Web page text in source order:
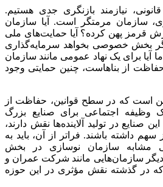
نیازمند بازنگری جدی هستیم.
سازمان مرمتگر است. آیا سازمان
قرمز پهن کرده؟ آیا حمایت‌های ملی
بخش خصوصی بخواهد سرمایه‌گذاری
آیا برای یک نهاد عمومی مانند سازمان
از بناهاست، چنین حمایتی وجود
است که در سطح قوانین، حفاظت از
وظیفه اجتماعی برای صنایع بزرگ
در تولید آلاینده‌ها نقش دارند،
سهم داشته باشند. فراتر از آن، باید به
مشابه سازمان نوسازی در بخش
سازمان‌هایی مانند شرکت عمران و
در گذشته نقش مؤثری در این حوزه